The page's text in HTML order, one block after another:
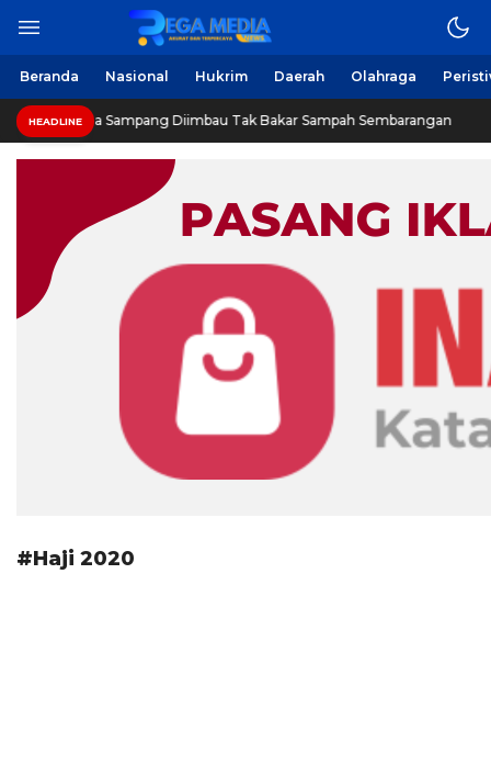
Regamedianews.com
Berita Harian Online
Beranda Nasional Hukrim Daerah Olahraga
HEADLINE
Warga Sampang Diimbau Tak Bakar Sampah Sembarangan
#Haji 2020